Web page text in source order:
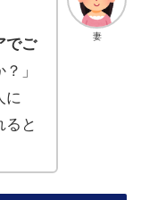
妻
でご
」
に
ると